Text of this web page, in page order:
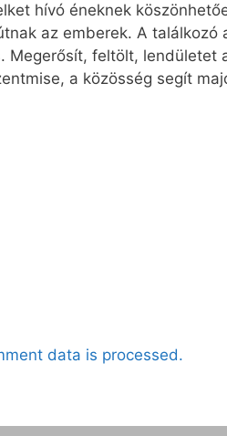
hívó éneknek
az emberek. A találkozó
feltölt,
a közösség segít
data is processed.